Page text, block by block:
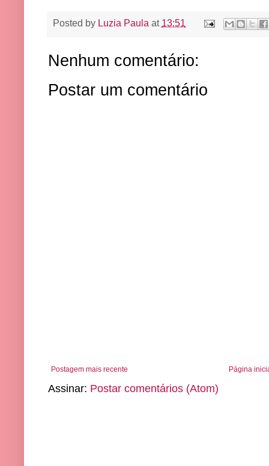
Posted by Luzia Paula at 13:51
Nenhum comentário:
Postar um comentário
Postagem mais recente Página
Assinar: Postar comentários (Atom)